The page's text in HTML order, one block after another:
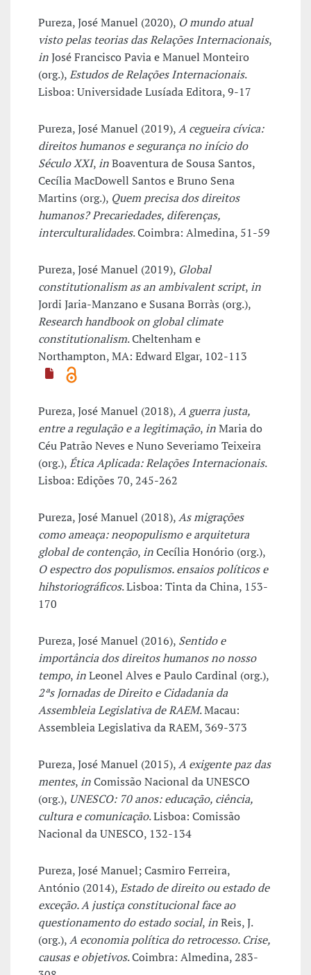
Pureza, José Manuel (2020), O mundo atual
visto pelas teorias das Relações Internacionais,
inJosé Francisco Pavia e Manuel Monteiro
(org.),Estudos de Relações Internacionais.
Lisboa: Universidade Lusíada Editora, 9-17
Pureza, José Manuel (2019),A cegueira cívica:
direitos humanos e segurança no início do
Século XXI,inBoaventura de Sousa Santos,
Cecília MacDowell Santos e Bruno Sena
Martins (org.), Quem precisa dos direitos
humanos? Precariedades, diferenças,
interculturalidades. Coimbra: Almedina, 51-59
Pureza, José Manuel (2019), Global
constitutionalism as an ambivalent script,in
Jordi Jaria-Manzano e Susana Borràs (org.),
Research handbook on global climate
constitutionalism. Cheltenham e
Northampton, MA: Edward Elgar, 102-113
Pureza, José Manuel (2018),A guerra justa,
entre a regulação e a legitimação,inMaria do
Céu Patrão Neves e Nuno Severiamo Teixeira
(org.),Ética Aplicada: Relações Internacionais.
Lisboa: Edições 70, 245-262
Pureza, José Manuel (2018),As migrações
como ameaça: neopopulismo e arquitetura
global de contenção,inCecília Honório (org.),
O espectro dos populismos. ensaios políticos e
hihstoriográficos. Lisboa: Tinta da China, 153-
170
Pureza, José Manuel (2016), Sentido e
importância dos direitos humanos no nosso
tempo,inLeonel Alves e Paulo Cardinal (org.),
2ªs Jornadas de Direito e Cidadania da
Assembleia Legislativa de RAEM. Macau:
Assembleia Legislativa da RAEM, 369-373
Pureza, José Manuel (2015),A exigente paz das
mentes,inComissão Nacional da UNESCO
(org.), UNESCO: 70 anos: educação, ciência,
cultura e comunicação. Lisboa: Comissão
Nacional da UNESCO, 132-134
Pureza, José Manuel; Casmiro Ferreira,
António (2014),Estado de direito ou estado de
exceção. A justiça constitucional face ao
questionamento do estado social,inReis, J.
(org.),A economia política do retrocesso. Crise,
causas e objetivos. Coimbra: Almedina, 283-